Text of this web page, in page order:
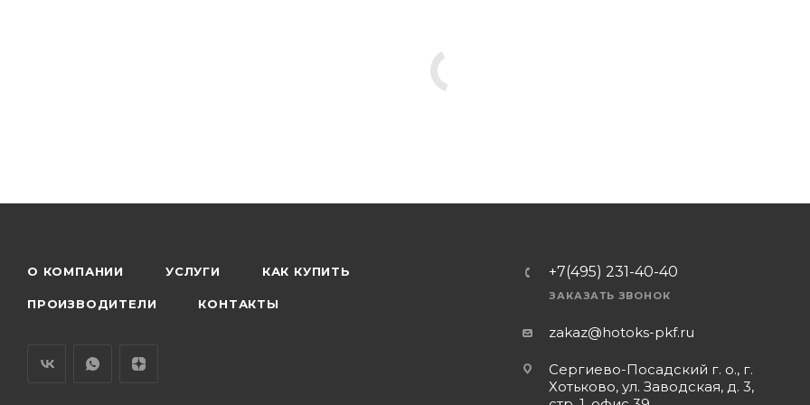
О КОМПАНИИ УСЛУГИ КАК КУПИТЬ
ПРОИЗВОДИТЕЛИ КОНТАКТЫ
+7(495) 231-40-40
ЗАКАЗАТЬ ЗВОНОК
zakaz@hotoks-pkf.ru
Сергиево-Посадский г. о., г.
Хотьково, ул. Заводская, д. 3,